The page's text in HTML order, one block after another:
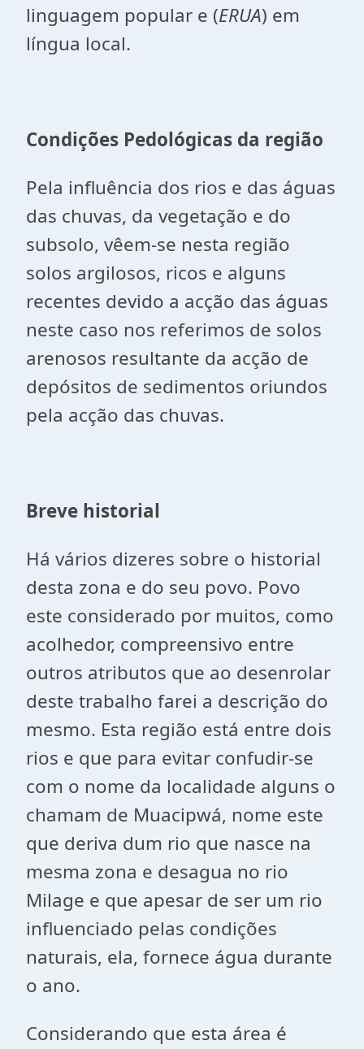
linguagem popular e (ERUA) em
língua local.
Condições Pedológicas da região
Pela influência dos rios e das águas
das chuvas, da vegetação e do
subsolo, vêem-se nesta região
solos argilosos, ricos e alguns
recentes devido a acção das águas
neste caso nos referimos de solos
arenosos resultante da acção de
depósitos de sedimentos oriundos
pela acção das chuvas.
Breve historial
Há vários dizeres sobre o historial
desta zona e do seu povo. Povo
este considerado por muitos, como
acolhedor, compreensivo entre
outros atributos que ao desenrolar
deste trabalho farei a descrição do
mesmo. Esta região está entre dois
rios e que para evitar confudir-se
com o nome da localidade alguns o
chamam de Muacipwá, nome este
que deriva dum rio que nasce na
mesma zona e desagua no rio
Milage e que apesar de ser um rio
influenciado pelas condições
naturais, ela, fornece água durante
o ano.
Considerando que esta área é